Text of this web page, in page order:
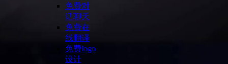
免费对
话聊天
免费在
线翻译
免费logo
设计